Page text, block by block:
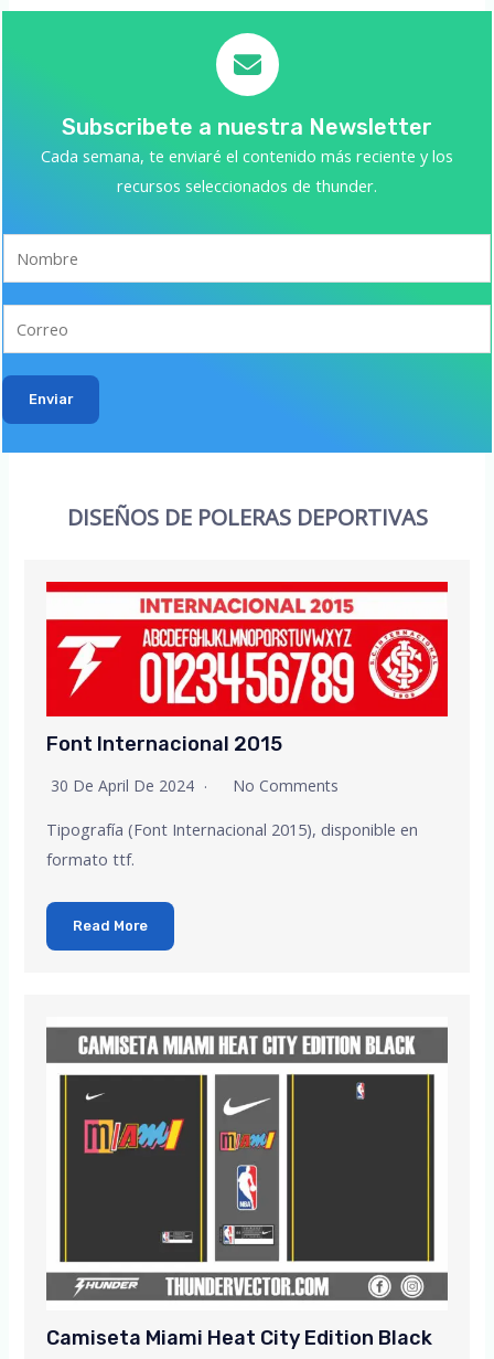
Subscribete a nuestra Newsletter
Cada semana, te enviaré el contenido más reciente y los
recursos seleccionados de thunder.
Enviar
DISEÑOS DE POLERAS DEPORTIVAS
Font Internacional 2015
30 De April De 2024 No Comments
Tipografía (Font Internacional 2015), disponible en
formato ttf.
Read More
Camiseta Miami Heat City Edition Black